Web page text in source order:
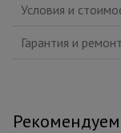
Условия и
Гарантия и ремонт